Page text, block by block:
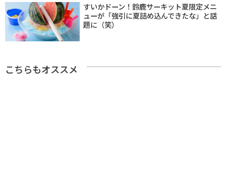
すいかドーン！鈴鹿サーキット夏限定メニ
ューが「強引に夏詰め込んできたな」と話
題に（笑）
こちらもオススメ